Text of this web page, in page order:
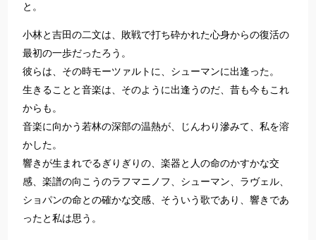
と。
小林と吉田の二文は、敗戦で打ち砕かれた心身からの復活の
最初の一歩だったろう。
彼らは、その時モーツァルトに、シューマンに出逢った。
生きることと音楽は、そのように出逢うのだ、昔も今もこれ
からも。
音楽に向かう若林の深部の温熱が、じんわり滲みて、私を溶
かした。
響きが生まれでるぎりぎりの、楽器と人の命のかすかな交
感、楽譜の向こうのラフマニノフ、シューマン、ラヴェル、
ショパンの命との確かな交感、そういう歌であり、響きであ
ったと私は思う。